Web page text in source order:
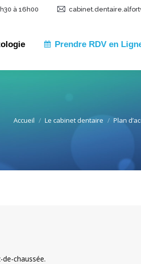
à 16h00
Prendre RDV en
Accueil Le cabinet dentaire Plan
chaussée.